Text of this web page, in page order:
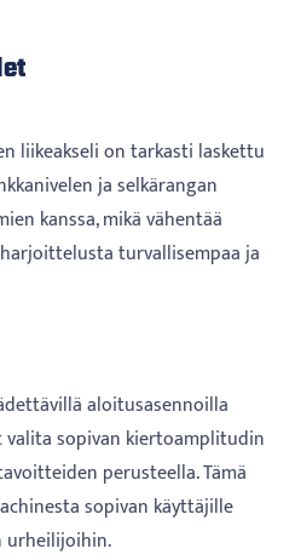
liikeakseli on tarkasti laskettu
ja selkärangan
kanssa, mikä vähentää
turvallisempaa ja
aloitusasennoilla
sopivan kiertoamplitudin
perusteella. Tämä
sopivan käyttäjille